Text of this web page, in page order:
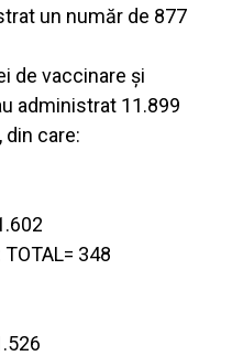
un număr de 877
de vaccinare și
administrat 11.899
din care:
TOTAL= 348